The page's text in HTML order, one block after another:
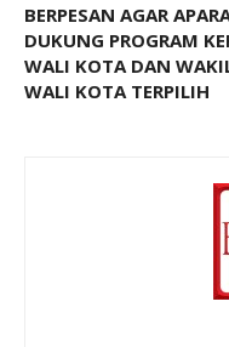
BERPESAN AGAR
DUKUNG PROGRAM
WALI KOTA DAN
WALI KOTA TERPILIH